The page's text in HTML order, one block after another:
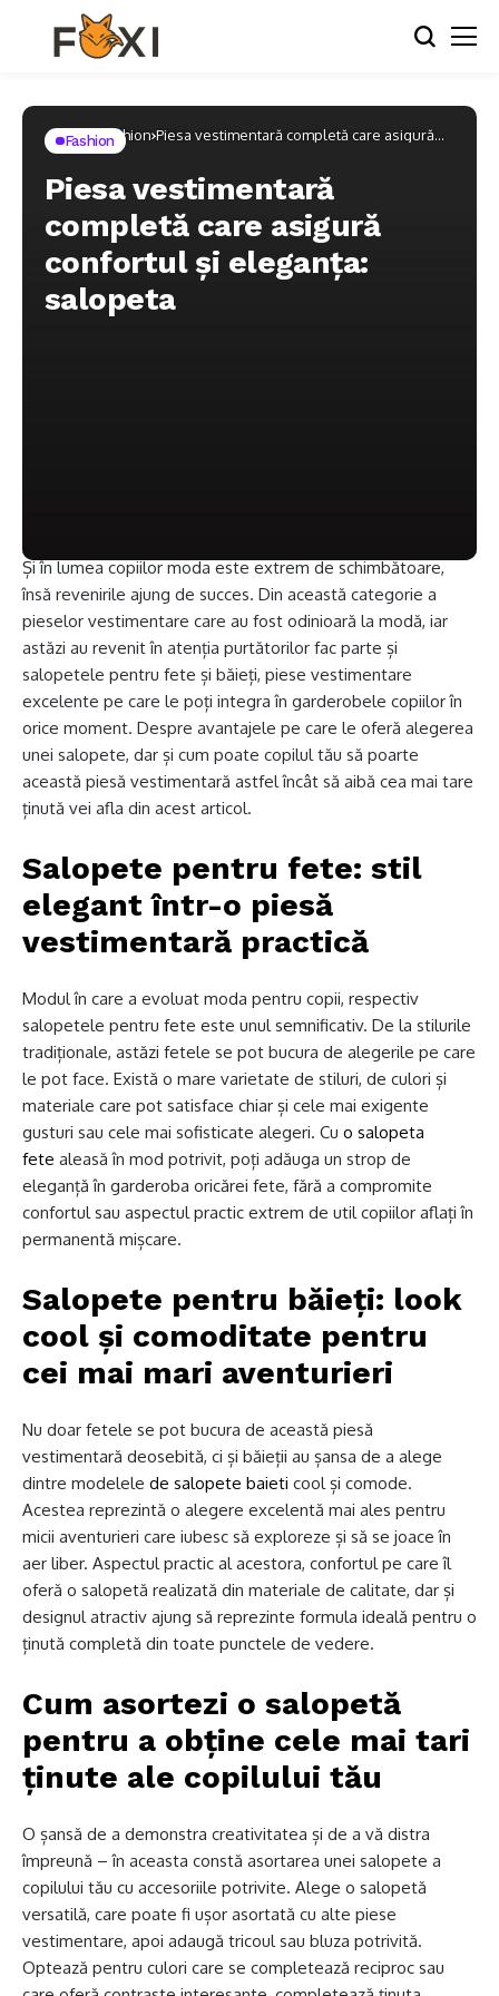
Home Fashion Piesa vestimentară completă care asigură
Fashion
Piesa vestimentară
completă care asigură
confortul și eleganța:
salopeta
Și în lumea copiilor moda este extrem de schimbătoare,
însă revenirile ajung de succes. Din această categorie a
pieselor vestimentare care au fost odinioară la modă, iar
astăzi au revenit în atenția purtătorilor fac parte și
salopetele pentru fete și băieți, piese vestimentare
excelente pe care le poți integra în garderobele copiilor în
orice moment. Despre avantajele pe care le oferă alegerea
unei salopete, dar și cum poate copilul tău să poarte
această piesă vestimentară astfel încât să aibă cea mai tare
ținută vei afla din acest articol.
Salopete pentru fete: stil
elegant într-o piesă
vestimentară practică
Modul în care a evoluat moda pentru copii, respectiv
salopetele pentru fete este unul semnificativ. De la stilurile
tradiționale, astăzi fetele se pot bucura de alegerile pe care
le pot face. Există o mare varietate de stiluri, de culori și
materiale care pot satisface chiar și cele mai exigente
gusturi sau cele mai sofisticate alegeri. Cu o salopeta
fete aleasă în mod potrivit, poți adăuga un strop de
eleganță în garderoba oricărei fete, fără a compromite
confortul sau aspectul practic extrem de util copiilor aflați în
permanentă mișcare.
Salopete pentru băieți: look
cool și comoditate pentru
cei mai mari aventurieri
Nu doar fetele se pot bucura de această piesă
vestimentară deosebită, ci și băieții au șansa de a alege
dintre modelele de salopete baieti cool și comode.
Acestea reprezintă o alegere excelentă mai ales pentru
micii aventurieri care iubesc să exploreze și să se joace în
aer liber. Aspectul practic al acestora, confortul pe care îl
oferă o salopetă realizată din materiale de calitate, dar și
designul atractiv ajung să reprezinte formula ideală pentru o
ținută completă din toate punctele de vedere.
Cum asortezi o salopetă
pentru a obține cele mai tari
ținute ale copilului tău
O șansă de a demonstra creativitatea și de a vă distra
împreună – în aceasta constă asortarea unei salopete a
copilului tău cu accesoriile potrivite. Alege o salopetă
versatilă, care poate fi ușor asortată cu alte piese
vestimentare, apoi adaugă tricoul sau bluza potrivită.
Optează pentru culori care se completează reciproc sau